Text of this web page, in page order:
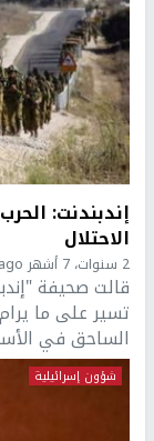
إندبندنت:
الاحتلال
2 سنوات، 7 أشهر ago
قالت صحيفة
تسير على ما
الساحق في
شؤون إسرائيلية